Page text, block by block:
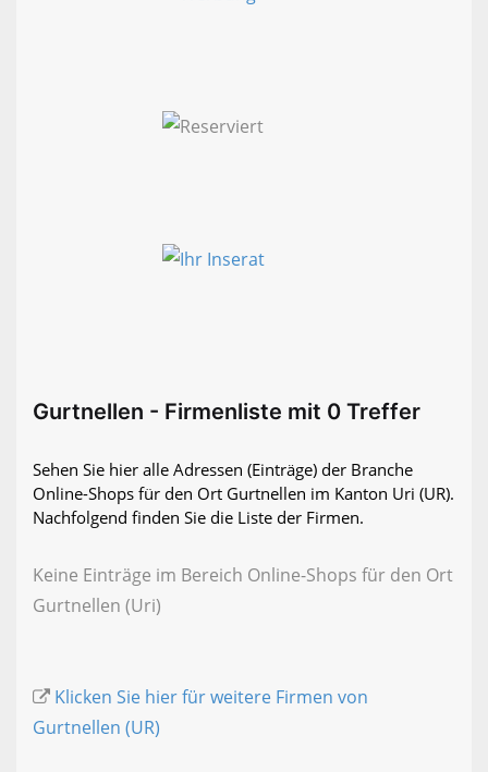
Gurtnellen - Firmenliste mit 0 Treffer
Sehen Sie hier alle Adressen (Einträge) der Branche
Online-Shops für den Ort Gurtnellen im Kanton Uri (UR).
Nachfolgend finden Sie die Liste der Firmen.
Keine Einträge im Bereich Online-Shops für den Ort
Gurtnellen (Uri)
Klicken Sie hier für weitere Firmen von
Gurtnellen (UR)